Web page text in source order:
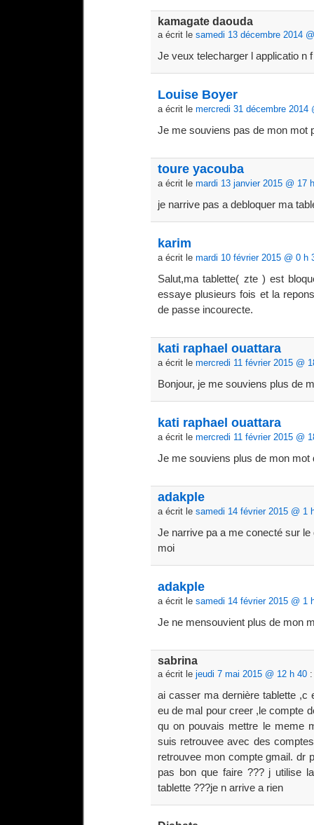
kamagate daouda
a écrit le samedi 13 décembre 2014
Je veux telecharger l applicatio n
Louise Boyer
a écrit le mercredi 31 décembre 2014
Je me souviens pas de mon mot
toure yacouba
a écrit le mardi 13 janvier 2015 @ 17
je narrive pas a debloquer ma
karim
a écrit le mardi 10 février 2015 @ 0 h
Salut,ma tablette( zte ) est
essaye plusieurs fois et la
de passe incourecte.
kati raphael ouattara
a écrit le mercredi 11 février 2015 @
Bonjour, je me souviens plus de
kati raphael ouattara
a écrit le mercredi 11 février 2015 @
Je me souviens plus de mon mot
adakple
a écrit le samedi 14 février 2015 @ 1
Je narrive pa a me conecté sur le
moi
adakple
a écrit le samedi 14 février 2015 @ 1
Je ne mensouvient plus de mon
sabrina
a écrit le jeudi 7 mai 2015 @ 12 h 40 :
ai casser ma dernière tablette ,c
eu de mal pour creer ,le compte
qu on pouvais mettre le meme
suis retrouvee avec des
retrouvee mon compte gmail. dr
pas bon que faire ??? j utilise
tablette ???je n arrive a rien